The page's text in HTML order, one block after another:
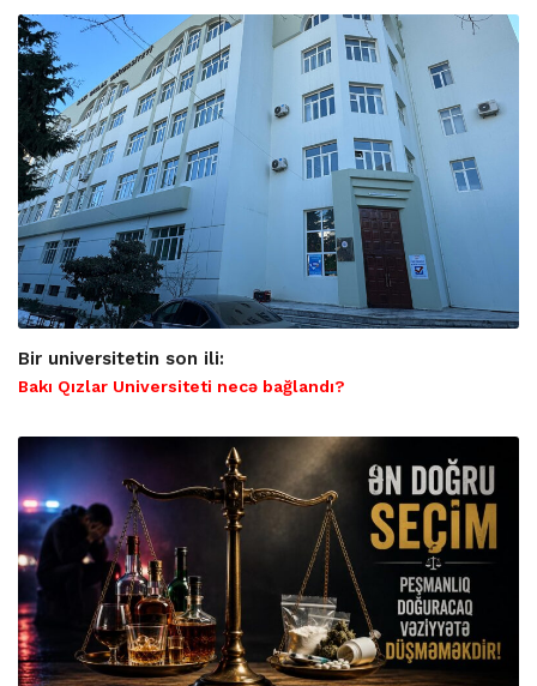
Bir universitetin son ili:
Bakı Qızlar Universiteti necə bağlandı?